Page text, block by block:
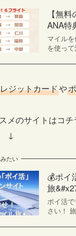
【無
ANA特
マイル
を使っ
ジットカードや
メのサイトはコチ
↓
たい
💰ポイ
旅
ポイ活
さい！